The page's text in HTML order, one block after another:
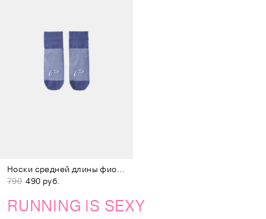
Носки средней длины фиолетовые
790 490 руб.
RUNNING IS SEXY